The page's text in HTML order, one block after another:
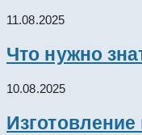
11.08.2025
Что нужно
10.08.2025